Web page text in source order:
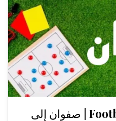
خاص Football Lebanon | صفوان إلى